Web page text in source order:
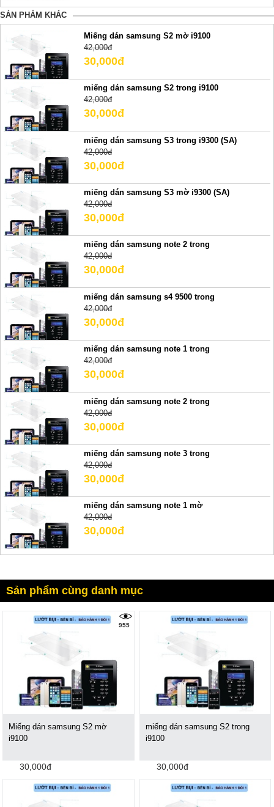
SẢN PHẢM KHÁC
Miếng dán samsung S2 mờ i9100
42,000đ
30,000đ
miếng dán samsung S2 trong i9100
42,000đ
30,000đ
miếng dán samsung S3 trong i9300 (SA)
42,000đ
30,000đ
miếng dán samsung S3 mờ i9300 (SA)
42,000đ
30,000đ
miếng dán samsung note 2 trong
42,000đ
30,000đ
miếng dán samsung s4 9500 trong
42,000đ
30,000đ
miếng dán samsung note 1 trong
42,000đ
30,000đ
miếng dán samsung note 2 trong
42,000đ
30,000đ
miếng dán samsung note 3 trong
42,000đ
30,000đ
miếng dán samsung note 1 mờ
42,000đ
30,000đ
Sản phẩm cùng danh mục
955
Miếng dán samsung S2 mờ
i9100
30,000đ
miếng dán samsung S2 trong
i9100
30,000đ